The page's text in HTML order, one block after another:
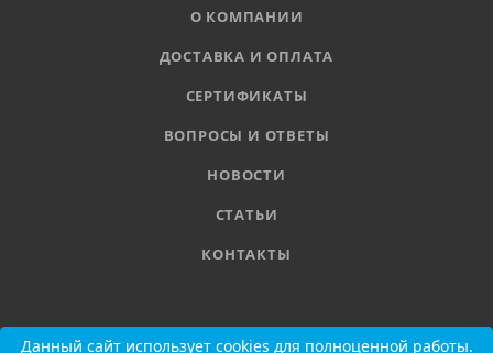
О КОМПАНИИ
ДОСТАВКА И ОПЛАТА
СЕРТИФИКАТЫ
ВОПРОСЫ И ОТВЕТЫ
НОВОСТИ
СТАТЬИ
КОНТАКТЫ
8 800 555-11-78
Данный сайт использует cookies для полноценной работы.
Данный сайт использует cookies для полноценной работы.